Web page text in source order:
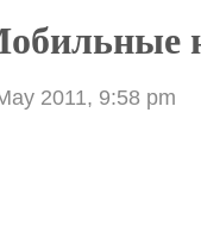
2011, 9:58 pm